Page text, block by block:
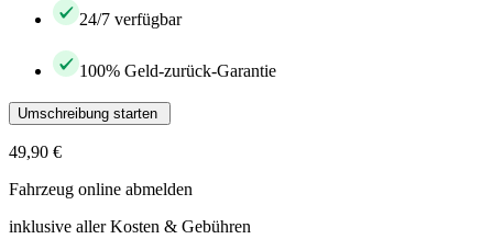
24/7 verfügbar
100% Geld-zurück-Garantie
Umschreibung starten
49,90 €
Fahrzeug online abmelden
inklusive aller Kosten & Gebühren